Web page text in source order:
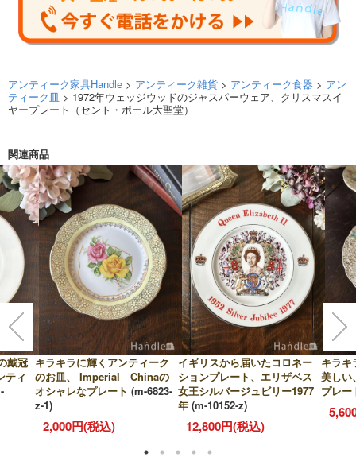
アンティーク家具Handle > アンティーク雑貨 > アンティーク食器 > アン
ティーク皿 > 1972年ウェッジウッドのジャスパーウェア、クリスマスイ
ヤープレート（セント・ポール大聖堂）
関連商品
戴冠
ティ
キラキラに輝くアンティーク
のお皿、 Imperial Chinaの
オシャレなプレート (m-6823-
z-1)
2,000円(税込)
イギリスから届いたコロネー
ションプレート、エリザベス
女王シルバージュビリー1977
年 (m-10152-z)
12,800円(税込)
キラキ
美しい
プレー